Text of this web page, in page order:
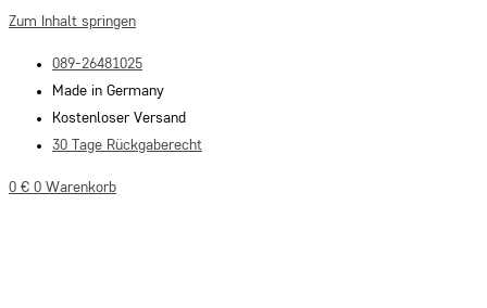
Zum Inhalt springen
089-26481025
Made in Germany
Kostenloser Versand
30 Tage Rückgaberecht
0 € 0 Warenkorb